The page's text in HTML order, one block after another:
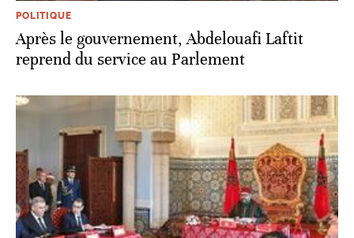
POLITIQUE
Après le gouvernement, Abdelouafi Laftit
reprend du service au Parlement